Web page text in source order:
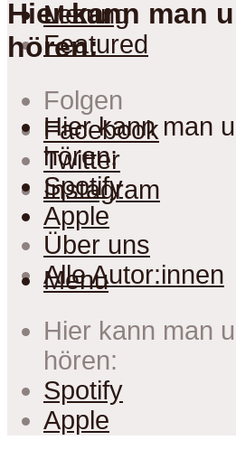
Menu
Hier kann man
hören:
Hier kann man
hören:
Spotify
Apple
Menu
Lesung
Featured
Folgen
Facebook
Twitter
Instagram
Über uns
Alle Autor:innen
Hier kann man
hören:
Spotify
Apple